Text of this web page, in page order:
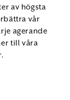
av högsta
vår
agerande
till våra